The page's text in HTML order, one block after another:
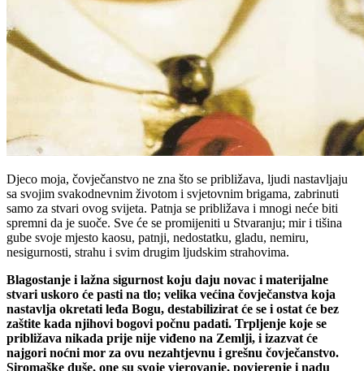
Djeco moja, čovječanstvo ne zna što se približava, ljudi nastavljaju
sa svojim svakodnevnim životom i svjetovnim brigama, zabrinuti
samo za stvari ovog svijeta. Patnja se približava i mnogi neće biti
spremni da je suoče. Sve će se promijeniti u Stvaranju; mir i tišina
gube svoje mjesto kaosu, patnji, nedostatku, gladu, nemiru,
nesigurnosti, strahu i svim drugim ljudskim strahovima.
Blagostanje i lažna sigurnost koju daju novac i materijalne
stvari uskoro će pasti na tlo; velika većina čovječanstva koja
nastavlja okretati leđa Bogu, destabilizirat će se i ostat će bez
zaštite kada njihovi bogovi počnu padati. Trpljenje koje se
približava nikada prije nije viđeno na Zemlji, i izazvat će
najgori noćni mor za ovu nezahtjevnu i grešnu čovječanstvo.
Siromaške duše, one su svoje vjerovanje, povjerenje i nadu